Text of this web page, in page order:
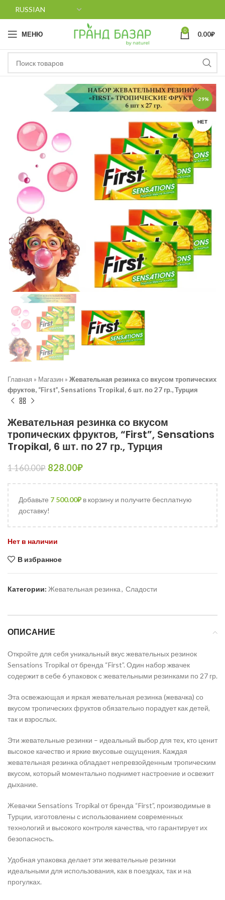
МЕНЮ 0 0.00₽
-29%
НЕТ
Главная » Магазин » Жевательная резинка со вкусом тропических
фруктов, “First”, Sensations Tropikal, 6 шт. по 27 гр., Турция
Жевательная резинка со вкусом
тропических фруктов, “First”, Sensations
Tropikal, 6 шт. по 27 гр., Турция
1 160.00₽ 828.00₽
Добавьте 7 500.00₽в корзину и получите бесплатную
доставку!
Нет в наличии
В избранное
Категории: Жевательная резинка, Сладости
ОПИСАНИЕ
Откройте для себя уникальный вкус жевательных резинок
Sensations Tropikal от бренда “First”. Один набор жвачек
содержит в себе 6 упаковок с жевательными резинками по 27 гр.
Эта освежающая и яркая жевательная резинка (жевачка) со
вкусом тропических фруктов обязательно порадует как детей,
так и взрослых.
Эти жевательные резинки – идеальный выбор для тех, кто ценит
высокое качество и яркие вкусовые ощущения. Каждая
жевательная резинка обладает непревзойденным тропическим
вкусом, который моментально поднимет настроение и освежит
дыхание.
Жевачки Sensations Tropikal от бренда “First”, производимые в
Турции, изготовлены с использованием современных
технологий и высокого контроля качества, что гарантирует их
безопасность.
Удобная упаковка делает эти жевательные резинки
идеальными для использования, как в поездках, так и на
прогулках.